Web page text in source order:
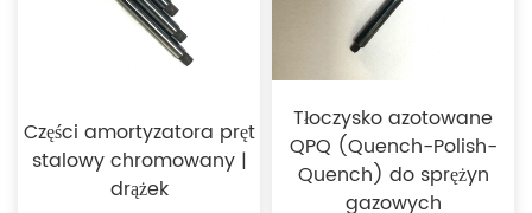
Części amortyzatora pręt
stalowy chromowany |
drążek
Tłoczysko azotowane
QPQ (Quench-Polish-
Quench) do sprężyn
gazowych